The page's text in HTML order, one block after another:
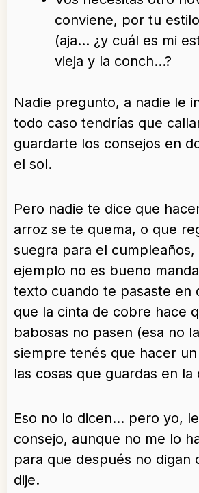
conviene, por tu
(aja… ¿y cuál es mi
vieja y la conch…?
Nadie pregunto, a nadie le
todo caso tendrías que
guardarte los consejos en
el sol.
Pero nadie te dice que
arroz se te quema, o que
suegra para el
ejemplo no es bueno
texto cuando te pasaste en
que la cinta de cobre hace
babosas no pasen (esa no
siempre tenés que hacer
las cosas que guardas en
Eso no lo dicen… pero yo,
consejo, aunque no me lo
para que después no digan
dije.